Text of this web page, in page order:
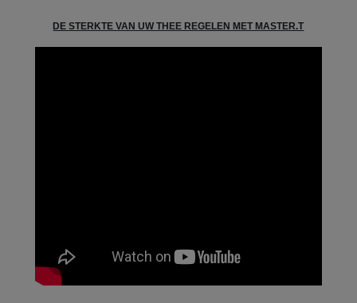
DE STERKTE VAN UW THEE REGELEN MET MASTER.T